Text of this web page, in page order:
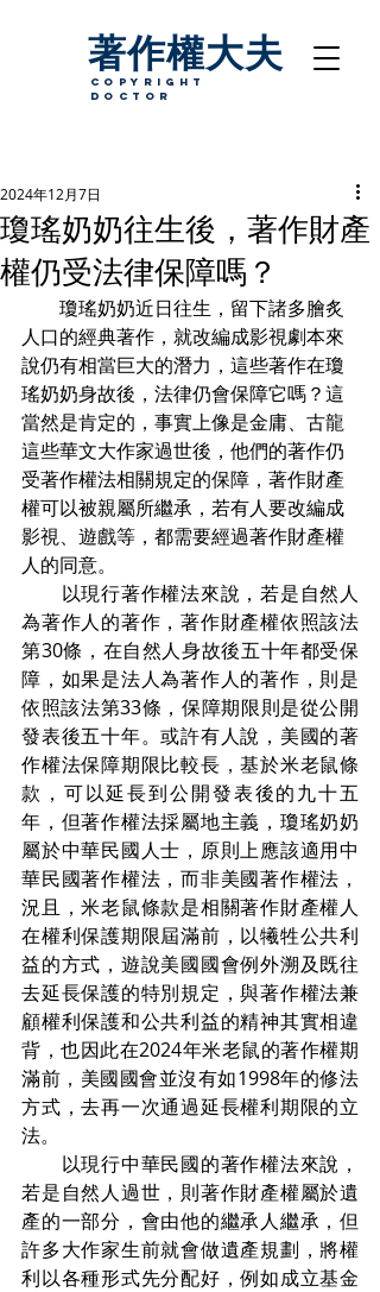
著作權大夫
copyright
Doctor
瓊瑤奶奶往生後，著作財產
權仍受法律保障嗎？
2024年12月7日
瓊瑤奶奶近日往生，留下諸多膾炙
人口的經典著作，就改編成影視劇本來
說仍有相當巨大的潛力，這些著作在瓊
瑤奶奶身故後，法律仍會保障它嗎？這
當然是肯定的，事實上像是金庸、古龍
這些華文大作家過世後，他們的著作仍
受著作權法相關規定的保障，著作財產
權可以被親屬所繼承，若有人要改編成
影視、遊戲等，都需要經過著作財產權
人的同意。
以現行著作權法來說，若是自然人
為著作人的著作，著作財產權依照該法
第30條，在自然人身故後五十年都受保
障，如果是法人為著作人的著作，則是
依照該法第33條，保障期限則是從公開
發表後五十年。或許有人說，美國的著
作權法保障期限比較長，基於米老鼠條
款，可以延長到公開發表後的九十五
年，但著作權法採屬地主義，瓊瑤奶奶
屬於中華民國人士，原則上應該適用中
華民國著作權法，而非美國著作權法，
況且，米老鼠條款是相關著作財產權人
在權利保護期限屆滿前，以犧牲公共利
益的方式，遊說美國國會例外溯及既往
去延長保護的特別規定，與著作權法兼
顧權利保護和公共利益的精神其實相違
背，也因此在2024年米老鼠的著作權期
滿前，美國國會並沒有如1998年的修法
方式，去再一次通過延長權利期限的立
法。
以現行中華民國的著作權法來說，
若是自然人過世，則著作財產權屬於遺
產的一部分，會由他的繼承人繼承，但
許多大作家生前就會做遺產規劃，將權
利以各種形式先分配好，例如成立基金